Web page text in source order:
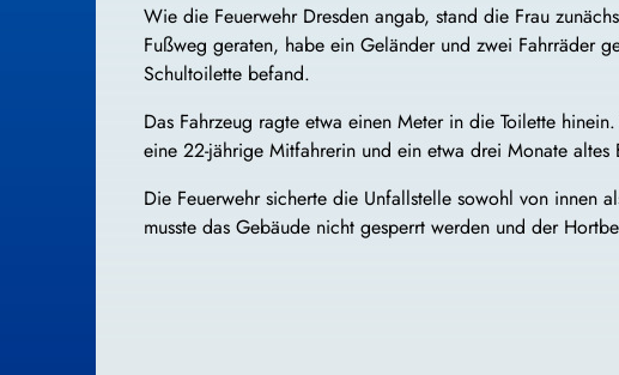
Wie die Feuerwehr Dresden angab, stand die Frau
Fußweg geraten, habe ein Geländer und zwei Fahrräder
Schultoilette befand.
Das Fahrzeug ragte etwa einen Meter in die Toilette
eine 22-jährige Mitfahrerin und ein etwa drei Monate
Die Feuerwehr sicherte die Unfallstelle sowohl von innen
musste das Gebäude nicht gesperrt werden und der